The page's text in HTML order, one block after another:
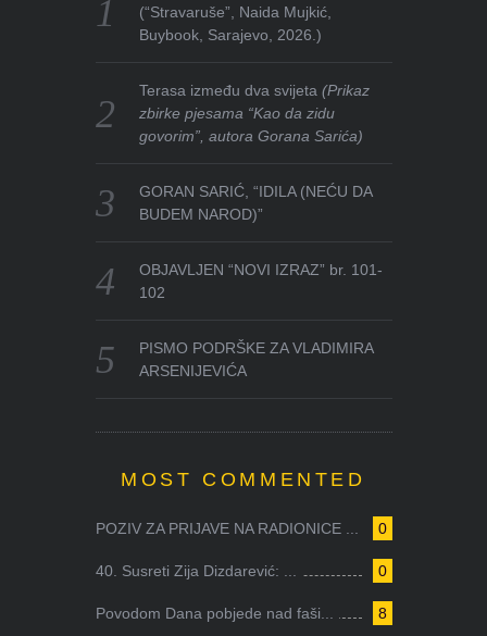
(“Stravaruše”, Naida Mujkić,
Buybook, Sarajevo, 2026.)
Terasa između dva svijeta(Prikaz
zbirke pjesama “Kao da zidu
govorim”, autora Gorana Sarića)
GORAN SARIĆ, “IDILA (NEĆU DA
BUDEM NAROD)”
OBJAVLJEN “NOVI IZRAZ” br. 101-
102
PISMO PODRŠKE ZA VLADIMIRA
ARSENIJEVIĆA
MOST COMMENTED
0
POZIV ZA PRIJAVE NA RADIONICE ...
0
40. Susreti Zija Dizdarević: ...
8
Povodom Dana pobjede nad faši...